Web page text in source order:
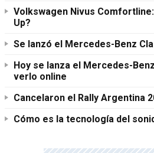
Volkswagen Nivus
Up?
Se lanzó el Mercedes-Benz
Hoy se lanza el Mercedes-
verlo online
Cancelaron el Rally Argentina
Cómo es la tecnología del